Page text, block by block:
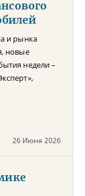
и рынка
новые
недели –
26 Июня 2026